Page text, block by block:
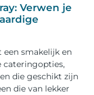
Verwen je
een smakelijk en
cateringopties,
die geschikt zijn
die van lekker